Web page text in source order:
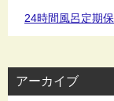
24時間風呂定期
アーカイブ